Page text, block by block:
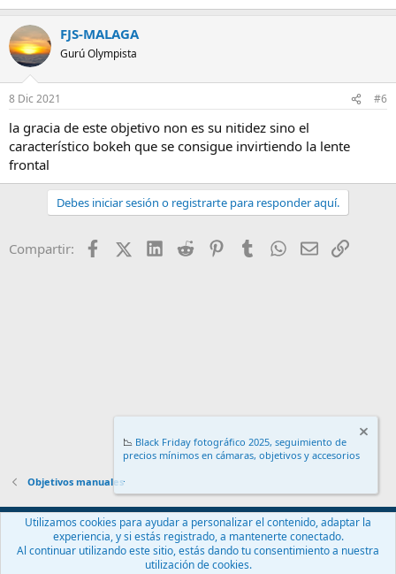
FJS-MALAGA
Gurú Olympista
8 Dic 2021 #6
la gracia de este objetivo non es su nitidez sino el
característico bokeh que se consigue invirtiendo la lente
frontal
Debes iniciar sesión o registrarte para responder aquí.
Compartir: FacebookX (Twitter)
LinkedIn
Reddit PinterestTumblr WhatsApp
EmailEnlace
Objetivos manuales
Español (ES)
Contáctanos
Términos y reglas Política de privacidad
Ayuda
📉 Black Friday fotográfico 2025, seguimiento de
precios mínimos en cámaras, objetivos y accesorios
.
Utilizamos cookies para ayudar a personalizar el contenido, adaptar la
experiencia, y si estás registrado, a mantenerte conectado.
Al continuar utilizando este sitio, estás dando tu consentimiento a nuestra
utilización de cookies.